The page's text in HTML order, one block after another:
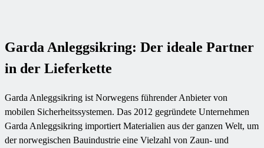
Garda Anleggsikring: Der ideale Partner
in der Lieferkette
Garda Anleggsikring ist Norwegens führender Anbieter von
mobilen Sicherheitssystemen. Das 2012 gegründete Unternehmen
Garda Anleggsikring importiert Materialien aus der ganzen Welt, um
der norwegischen Bauindustrie eine Vielzahl von Zaun- und